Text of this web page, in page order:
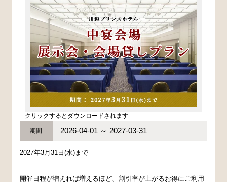
クリックするとダウンロードされます
期間 2026-04-01 ～ 2027-03-31
2027年3月31日(水)まで
開催日程が増えれば増えるほど、割引率が上がるお得にご利用